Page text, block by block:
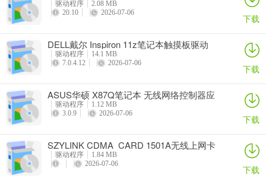
驱动程序
2.08 MB
20.10
2026-07-06 下载
DELL戴尔 Inspiron 11z笔记本触摸板驱动
驱动程序
14.1 MB
7.0.4.12
2026-07-06 下载
ASUS华硕 X87Q笔记本 无线网络控制器应
用程序
驱动程序
1.12 MB
3.0.9
2026-07-06 下载
SZYLINK CDMA_CARD 1501A无线上网卡
驱动程序
1.84 MB
2026-07-06
下载